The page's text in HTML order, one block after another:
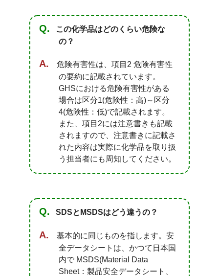
この化学品はどのくらい危険な
の？
危険有害性は、項目2 危険有害性
の要約に記載されています。
GHSにおける危険有害性がある
場合は区分1(危険性：高)～区分
4(危険性：低)で記載されます。
また、項目2には注意書きも記載
されますので、注意書きに記載さ
れた内容は実際に化学品を取り扱
う担当者にも周知してください。
SDSとMSDSはどう違うの？
基本的に同じものを指します。安
全データシートは、かつて日本国
内で MSDS(Material Data
Sheet：製品安全データシート、